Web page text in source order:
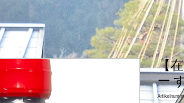
【
ー